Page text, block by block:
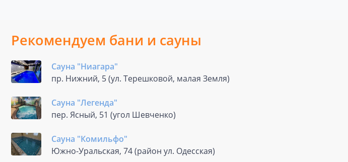
Рекомендуем бани и сауны
Сауна "Ниагара"
пр. Нижний, 5 (ул. Терешковой, малая Земля)
Сауна "Легенда"
пер. Ясный, 51 (угол Шевченко)
Сауна "Комильфо"
Южно-Уральская, 74 (район ул. Одесская)